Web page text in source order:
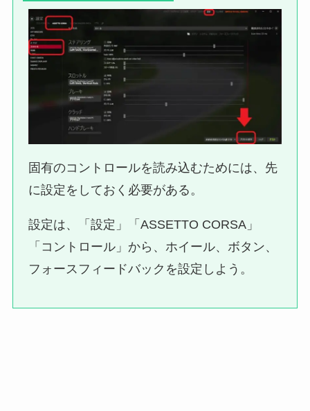
固有のコントロールを読み込むためには、先
に設定をしておく必要がある。
設定は、「設定」「ASSETTO CORSA」
「コントロール」から、ホイール、ボタン、
フォースフィードバックを設定しよう。